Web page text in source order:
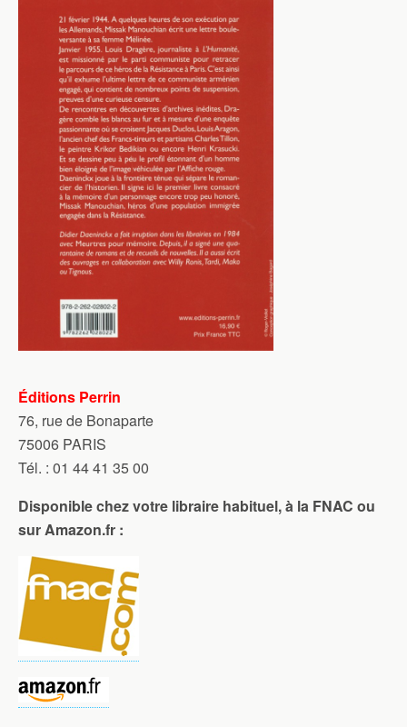
Éditions Perrin
76, rue de Bonaparte
75006 PARIS
Tél. : 01 44 41 35 00
Disponible chez votre libraire habituel, à la FNAC ou
sur Amazon.fr :